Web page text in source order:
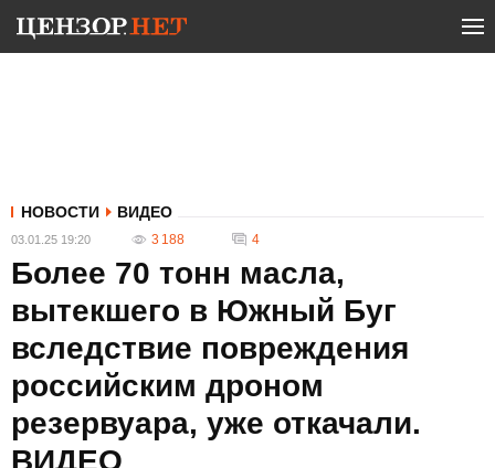
НОВОСТИ ВИДЕО
03.01.25 19:20 3 188 4
Более 70 тонн масла,
вытекшего в Южный Буг
вследствие повреждения
российским дроном
резервуара, уже откачали.
ВИДЕО